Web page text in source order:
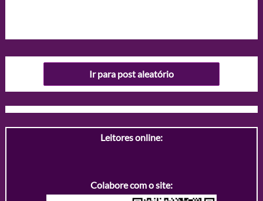
Ir para post aleatório
Leitores online:
Colabore com o site: